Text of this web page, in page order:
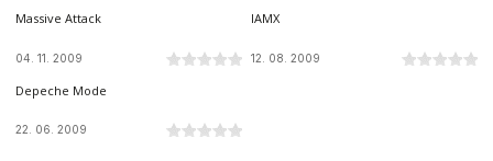
Massive Attack
04. 11. 2009
IAMX
12. 08. 2009
INTER STADIUM, BRATISLAVA, SK
Depeche Mode
22. 06. 2009